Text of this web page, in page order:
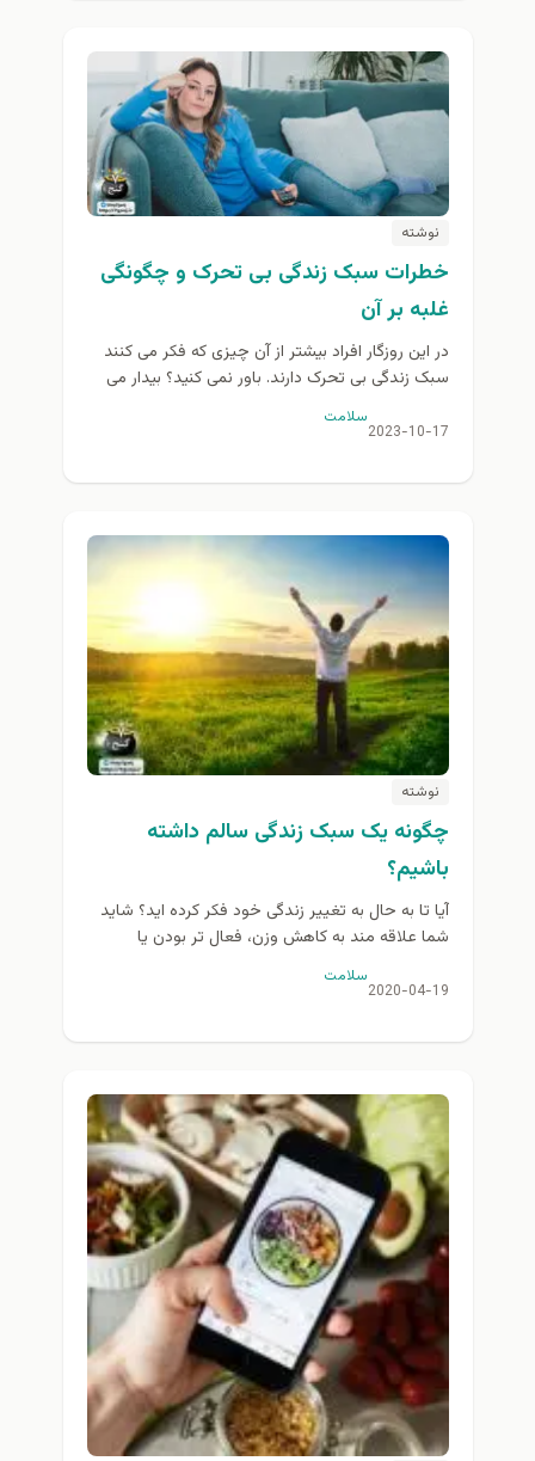
نوشته
خطرات سبک زندگی بی تحرک و چگونگی
غلبه بر آن
در این روزگار افراد بیشتر از آن چیزی که فکر می کنند
سبک زندگی بی تحرک دارند. باور نمی کنید؟ بیدار می
شوید برای کار...
2023-10-17
سلامت
نوشته
چگونه یک سبک زندگی سالم داشته
باشیم؟
آیا تا به حال به تغییر زندگی خود فکر کرده اید؟ شاید
شما علاقه مند به کاهش وزن، فعال تر بودن یا
افزایش احساس سلامتی...
2020-04-19
سلامت